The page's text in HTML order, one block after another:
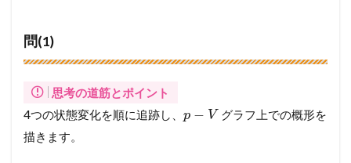
3
ン
問(1)
思考の道筋とポイント
4つの状態変化を順に追跡し、 p − V グラフ上での概形を
描きます。